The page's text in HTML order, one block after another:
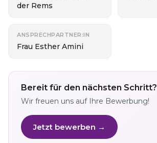
der Rems
ANSPRECHPARTNER:IN
Frau Esther Amini
Bereit für den nächsten Schritt?
Wir freuen uns auf Ihre Bewerbung!
Jetzt bewerben →